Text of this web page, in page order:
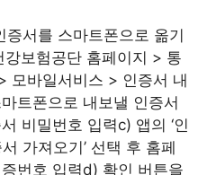
증서를 스마트폰으로 옮기
보험공단 홈페이지 > 통
모바일서비스 > 인증서 내
트폰으로 내보낼 인증서
비밀번호 입력c) 앱의 ‘인
서 가져오기’ 선택 후 홈페
번호 입력d) 확인 버튼을